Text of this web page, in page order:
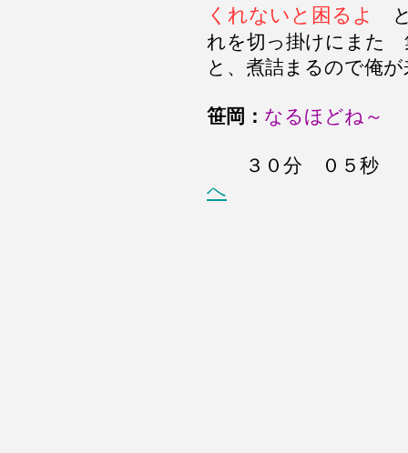
くれないと困るよ
れを切っ掛けにまた
と、煮詰まるので俺
笹岡： なるほどね～
３０分 ０
へ